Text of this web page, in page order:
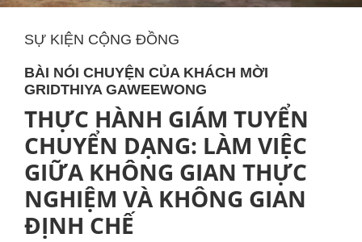
SỰ KIỆN CỘNG ĐỒNG
BÀI NÓI CHUYỆN CỦA KHÁCH MỜI
GRIDTHIYA GAWEEWONG
THỰC HÀNH GIÁM TUYỂN
CHUYỂN DẠNG: LÀM VIỆC
GIỮA KHÔNG GIAN THỰC
NGHIỆM VÀ KHÔNG GIAN
ĐỊNH CHẾ